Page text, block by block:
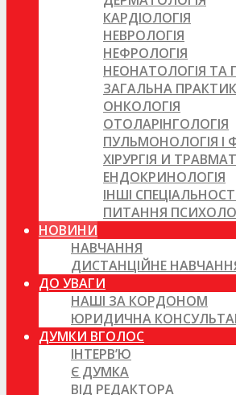
КАРДІОЛОГІЯ
НЕВРОЛОГІЯ
НЕФРОЛОГІЯ
НЕОНАТОЛОГІЯ ТА
ЗАГАЛЬНА
ОНКОЛОГІЯ
ОТОЛАРІНГОЛОГІЯ
ПУЛЬМОНОЛОГІЯ І
ХІРУРГІЯ И
ЕНДОКРИНОЛОГІЯ
ІНШІ
ПИТАННЯ
НОВИНИ
НАВЧАННЯ
ДИСТАНЦІЙНЕ
ДО УВАГИ
НАШІ ЗА КОРДОНОМ
ЮРИДИЧНА
ДУМКИ ВГОЛОС
ІНТЕРВ’Ю
Є ДУМКА
ВІД РЕДАКТОРА